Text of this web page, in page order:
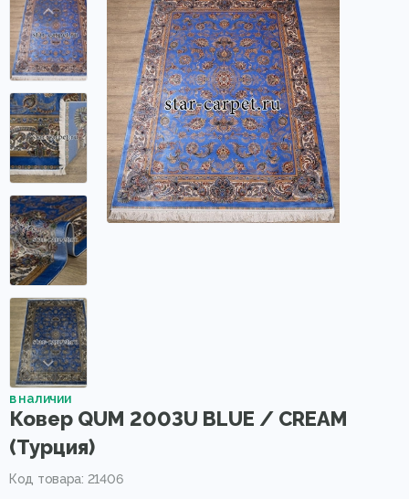
в наличии
Ковер QUM 2003U BLUE / CREAM
(Турция)
Код товара: 21406